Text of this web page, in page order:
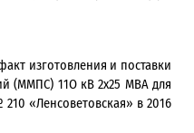
изготовления и поставки
(ММПС) 11О кВ 2х25 МВА для
«Ленсоветовская» в 2016